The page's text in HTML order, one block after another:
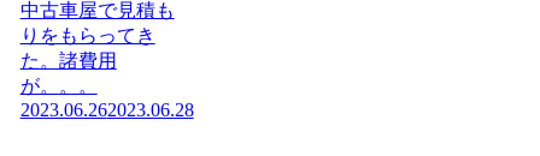
中古車屋で見積も
りをもらってき
た。諸費用
が。。。
2023.06.262023.06.28